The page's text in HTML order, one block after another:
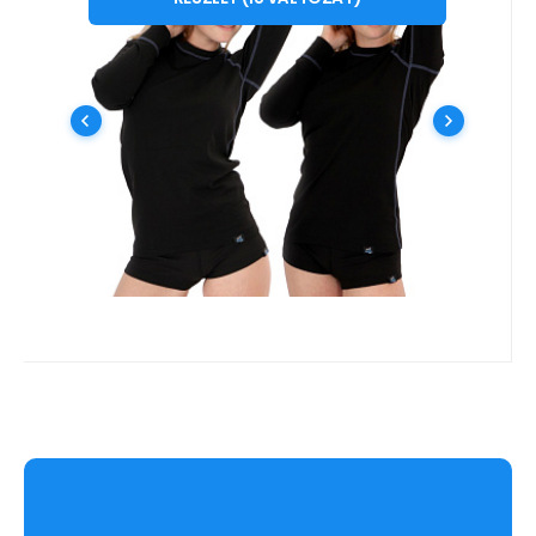
FEKETE SÖTÉT KÉK FEHÉR
Kedvenc
Hasonlítsa össze
teljesítményű, instabil és hidegebb
időjáráshoz alkalmas boxeralsó. #
funkcionális | antibakteriális | gyorsan
száradó | vasalatlan | szennyeződésálló #